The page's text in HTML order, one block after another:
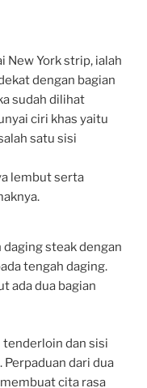
New York strip, ialah
dengan bagian
sudah dilihat
ciri khas yaitu
satu sisi
lembut serta
daging steak dengan
tengah daging.
ada dua bagian
tenderloin dan sisi
dari dua
cita rasa